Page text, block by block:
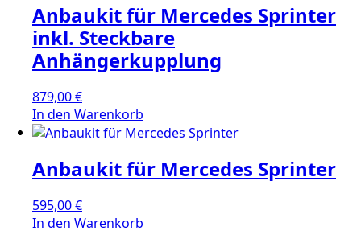
Anbaukit für Mercedes Sprinter
inkl. Steckbare
Anhängerkupplung
879,00€
In den Warenkorb
Anbaukit für Mercedes Sprinter
595,00€
In den Warenkorb